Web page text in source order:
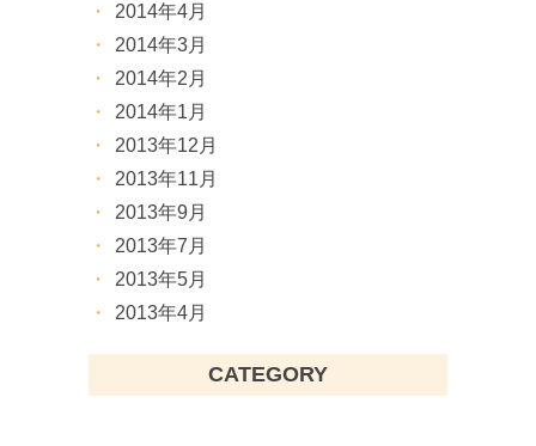
2014年4月
2014年3月
2014年2月
2014年1月
2013年12月
2013年11月
2013年9月
2013年7月
2013年5月
2013年4月
CATEGORY